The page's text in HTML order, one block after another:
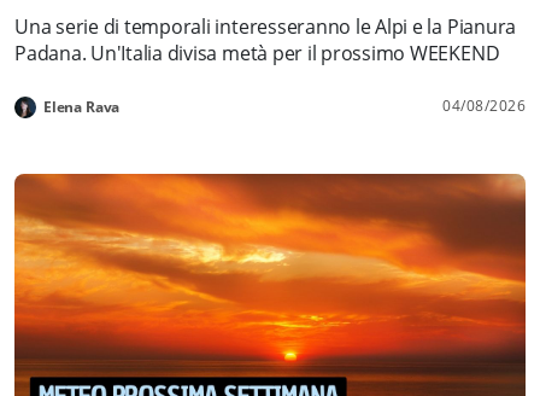
Una serie di temporali interesseranno le Alpi e la Pianura
Padana. Un'Italia divisa metà per il prossimo WEEKEND
Elena Rava 04/08/2026